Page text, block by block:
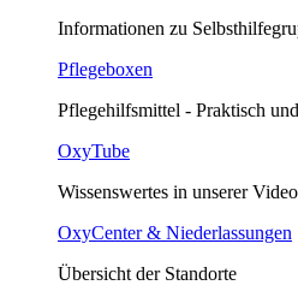
Informationen zu
Pflegeboxen
Pflegehilfsmittel - Praktisch
OxyTube
Wissenswertes in unserer
OxyCenter & Niederlassungen
Übersicht der Standorte